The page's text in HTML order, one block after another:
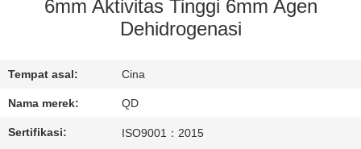
HUBUNGI
KAMI
6mm Aktivitas Tinggi 6mm Agen
Dehidrogenasi
Tempat asal: Cina
Nama merek: QD
Sertifikasi: ISO9001：2015